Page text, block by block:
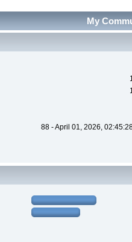
My
88 - April 01, 2026,